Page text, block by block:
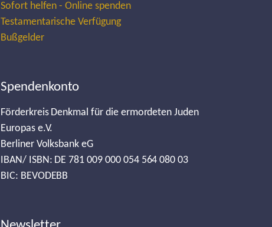
Sofort helfen - Online spenden
Testamentarische Verfügung
Bußgelder
Spendenkonto
Förderkreis Denkmal für die ermordeten Juden
Europas e.V.
Berliner Volksbank eG
IBAN/ ISBN: DE 781 009 000 054 564 080 03
BIC: BEVODEBB